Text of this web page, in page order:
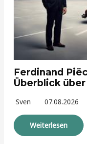
Ferdinand
Überblick
Sven 07.08.2026
Weiterlesen